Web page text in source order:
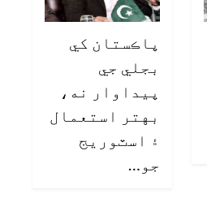
پاڪستان کي
بجلي جي
پيداوار نه،
بهتر استعمال
۽ اسٽوريج
جو…